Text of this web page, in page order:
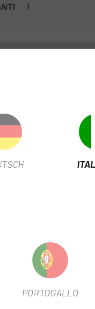
1
automatico e
sono integrati
ancora più
un
PORTOGALLO